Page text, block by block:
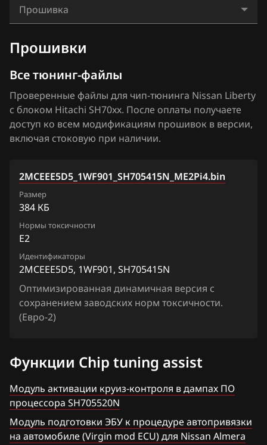
Bentley
BMW
Brilliance
BYD
Cadillac
Changan
Chery
Chrysler
Citroen
Dacia
Daewoo
Derways
Dodge
Dongfeng
Exeed
Bosch ME7.9.20
Hitachi SH7254xx
Mitsubishi Melco MH8115F
Siemens EMS 3120
Siemens EMS 3125
Siemens EMS 3132, 3134
Siemens EMS 3155
Siemens SID 301
Siemens SID 310
Altima
Bluebird
Cima
Cube
Elgrand
Fuga
Juke 1.6 Turbo 190hp
Juke 1.6 VVTi
Lafesta
Liberty
Maxima
Micra, March
Note
NV200
Pathfinder
Patrol, Safari
0TRES737D7_1WF709_SH705507N
0TRES738D8_1WF70B_SH705507N
2MCEEE5D5_1WF901_SH705415N
Прошивка
Прошивки
Все тюнинг-файлы
Проверенные файлы для чип-тюнинга Nissan Liberty
с блоком Hitachi SH70xx. После оплаты получаете
доступ ко всем модификациям прошивок в версии,
включая стоковую при наличии.
2MCEEE5D5_1WF901_SH705415N_ME2Pi4.bin
Размер
384 КБ
Нормы токсичности
E2
Идентификаторы
2MCEEE5D5, 1WF901, SH705415N
Оптимизированная динамичная версия с
сохранением заводских норм токсичности.
(Евро-2)
Функции Chip tuning assist
Модуль активации круиз-контроля в дампах ПО
процессора SH705520N
Модуль подготовки ЭБУ к процедуре автопривязки
на автомобиле (Virgin mod ECU) для Nissan Almera